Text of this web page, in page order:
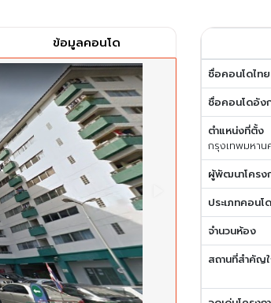
ข้อมูลคอนโด
ชื่อคอนโดไทย
ชื่อคอนโดอัง
ตำแหน่งที่ตั้ง
กรุงเทพมหาน
ผู้พัฒนาโครง
ประเภทคอนโด
จำนวนห้อง
สถานที่สำคัญ